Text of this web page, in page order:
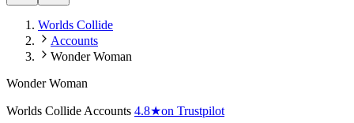
Worlds Collide
Accounts
Wonder Woman
Wonder Woman
Worlds Collide Accounts 4.8★on Trustpilot